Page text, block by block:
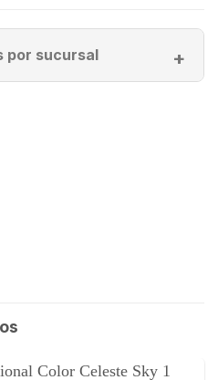
por sucursal